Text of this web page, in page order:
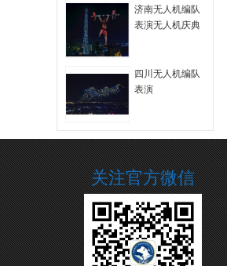
济南无人机编队
表演无人机庆典
四川无人机编队
表演
关注官方微信